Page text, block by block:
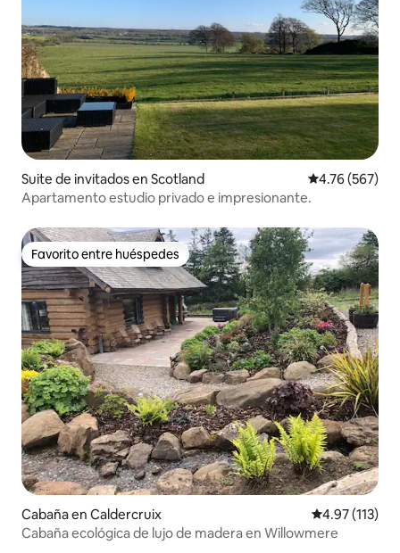
Suite de invitados en Scotland Calificación
4.76 (567)
Apartamento estudio privado e impresionante.
Favorito entre huéspedes
Favorito entre huéspedes
Cabaña en Caldercruix Calificación
4.97 (113)
Cabaña ecológica de lujo de madera en Willowmere